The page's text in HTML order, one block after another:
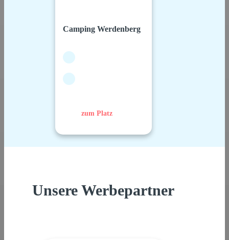
Camping Werdenberg
zum Platz
Unsere Werbepartner